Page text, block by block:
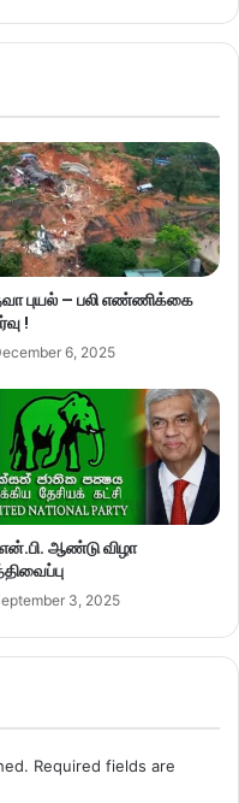
புயல் – பலி எண்ணிக்கை
!
6, 2025
ஆண்டு விழா
3, 2025
Required fields are